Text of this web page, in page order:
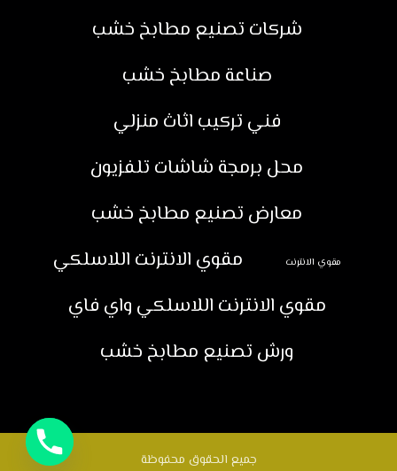
شركات تصنيع مطابخ خشب
صناعة مطابخ خشب
فني تركيب اثاث منزلي
محل برمجة شاشات تلفزيون
معارض تصنيع مطابخ خشب
مقوي الانترنت
مقوي الانترنت اللاسلكي
مقوي الانترنت اللاسلكي واي فاي
ورش تصنيع مطابخ خشب
جميع الحقوق محفوظة